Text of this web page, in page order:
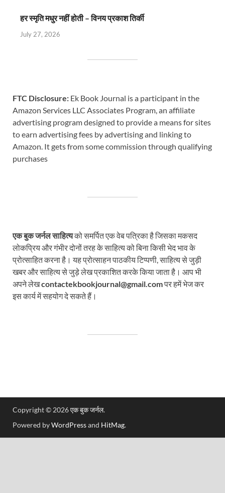
हर स्मृति मधुर नहीं होती – विनय प्रकाश तिर्की
July 27, 2026
FTC Disclosure: Ek Book Journal is a participant in the
Amazon Services LLC Associates Program, an affiliate
advertising program designed to provide a means for sites
to earn advertising fees by advertising and linking to
Amazon. It gets from some commission through qualifying
purchases
एक बुक जर्नल साहित्यको समर्पित एक वेब पत्रिका है जिसका मकसद
लोकप्रिय और गंभीर दोनों तरह के साहित्य को बिना किसी भेद भाव के
प्रोत्साहित करना है। यह प्रोत्साहन पाठकीय टिप्पणी, साहित्य से जुड़ी
खबर और साहित्य से जुड़े लेख प्रकाशित करके किया जाता है। आप भी
अपने लेखcontactekbookjournal@gmail.comपर हमें भेज कर
इस कार्य में सहयोग दे सकते हैं।
Copyright © 2026एक बुक जर्नल.
Powered byWordPressand HitMag.